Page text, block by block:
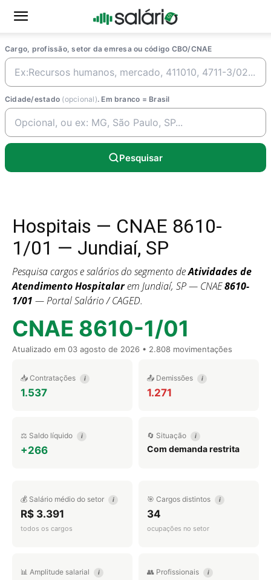
Cargo, profissão, setor da emresa ou código CBO/CNAE
Cidade/estado (opcional). Em branco = Brasil
Pesquisar
Hospitais — CNAE 8610-
1/01 — Jundiaí, SP
Pesquisa cargos e salários do segmento deAtividades de
Atendimento Hospitalarem Jundiaí, SP — CNAE8610-
1/01 — Portal Salário / CAGED.
CNAE 8610-1/01
Atualizado em 03 agosto de 2026 • 2.808 movimentações
📥 Contratações i
1.537
📤 Demissões i
1.271
⚖️ Saldo líquido i
+266
🔄 Situação i
Com demanda restrita
💰 Salário médio do setor i
R$ 3.391
todos os cargos
🎯 Cargos distintos i
34
ocupações no setor
📊 Amplitude salarial i 👥 Profissionais i